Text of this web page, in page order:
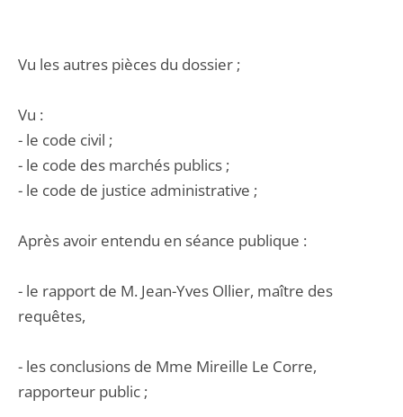
Vu les autres pièces du dossier ;
Vu :
- le code civil ;
- le code des marchés publics ;
- le code de justice administrative ;
Après avoir entendu en séance publique :
- le rapport de M. Jean-Yves Ollier, maître des
requêtes,
- les conclusions de Mme Mireille Le Corre,
rapporteur public ;